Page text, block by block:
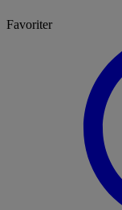
Favoriter